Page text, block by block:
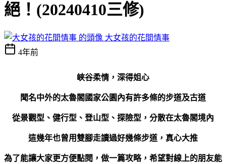
絕！(20240410三修)
大女孩的花間情事
4年前
峽谷柔情，深得姐心
聞名中外的太魯閣國家公園內有許多條的步道及古道
從景觀型、健行型、登山型、探險型，分散在太魯閣境內
這幾年也曾用雙腳走讀過好幾條步道，真心大推
為了能讓大家更方便點閱，做一篇攻略，希望對線上的朋友能